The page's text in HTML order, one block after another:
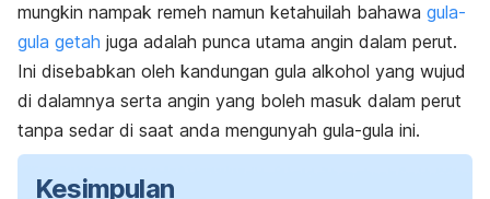
mungkin nampak remeh namun ketahuilah bahawa gula-
gula getah juga adalah punca utama angin dalam perut.
Ini disebabkan oleh kandungan gula alkohol yang wujud
di dalamnya serta angin yang boleh masuk dalam perut
tanpa sedar di saat anda mengunyah gula-gula ini.
Kesimpulan